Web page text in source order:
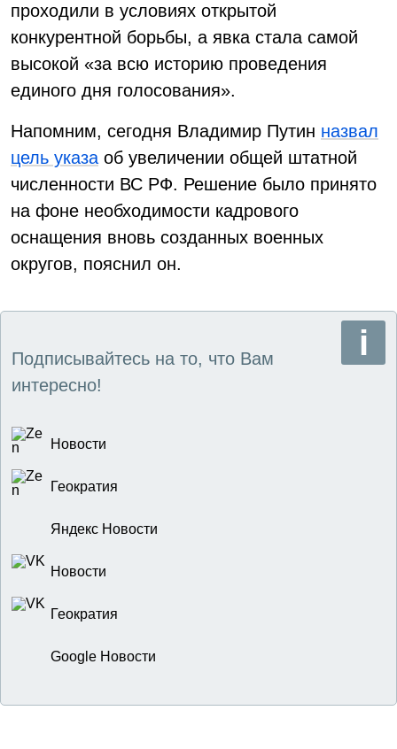
проходили в условиях открытой
конкурентной борьбы, а явка стала самой
высокой «за всю историю проведения
единого дня голосования».
Напомним, сегодня Владимир Путин назвал
цель указа об увеличении общей штатной
численности ВС РФ. Решение было принято
на фоне необходимости кадрового
оснащения вновь созданных военных
округов, пояснил он.
Подписывайтесь на то, что Вам
интересно!
Новости
Геократия
Яндекс Новости
Новости
Геократия
Google Новости